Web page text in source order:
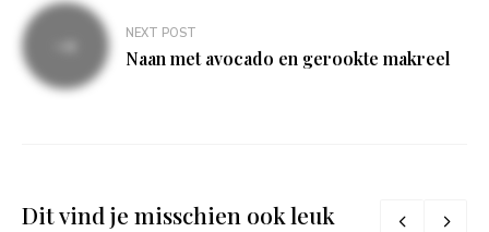
NEXT POST
Naan met avocado en gerookte makreel
Dit vind je misschien ook leuk